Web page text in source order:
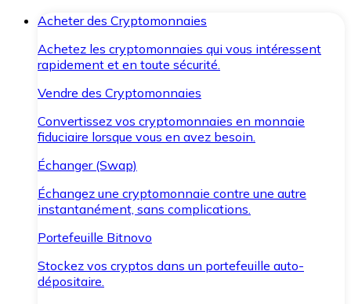
Acheter des Cryptomonnaies
Achetez les cryptomonnaies qui vous intéressent
rapidement et en toute sécurité.
Vendre des Cryptomonnaies
Convertissez vos cryptomonnaies en monnaie
fiduciaire lorsque vous en avez besoin.
Échanger (Swap)
Échangez une cryptomonnaie contre une autre
instantanément, sans complications.
Portefeuille Bitnovo
Stockez vos cryptos dans un portefeuille auto-
dépositaire.